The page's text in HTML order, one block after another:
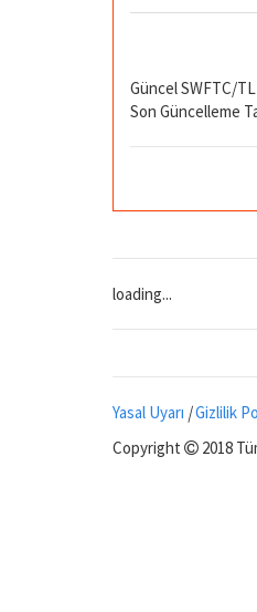
Güncel SWFTC/TL
Son Güncelleme
loading...
Yasal Uyarı |Gizlilik
Copyright
2018